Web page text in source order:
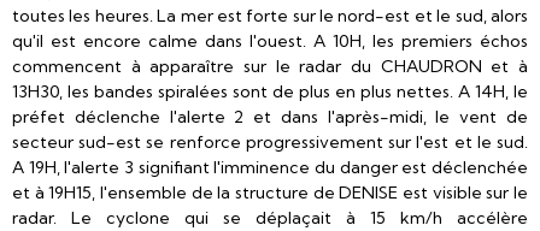
toutes les heures. La mer est forte sur le nord-est et le sud, alors
qu'il est encore calme dans l'ouest. A 10H, les premiers échos
commencent à apparaître sur le radar du CHAUDRON et à
13H30, les bandes spiralées sont de plus en plus nettes. A 14H, le
préfet déclenche l'alerte 2 et dans l'après-midi, le vent de
secteur sud-est se renforce progressivement sur l'est et le sud.
A 19H, l'alerte 3 signifiant l'imminence du danger est déclenchée
et à 19H15, l'ensemble de la structure de DENISE est visible sur le
radar. Le cyclone qui se déplaçait à 15 km/h accélère